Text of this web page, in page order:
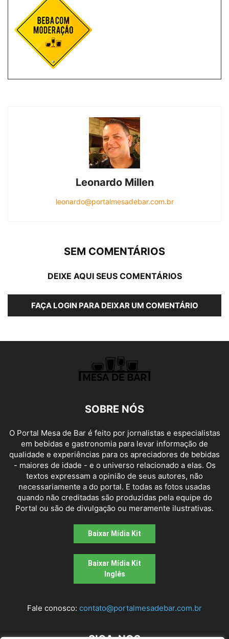
Leonardo Millen
leonardo@portalmesadebar.com.br
SEM COMENTÁRIOS
DEIXE AQUI SEUS COMENTÁRIOS
FAÇA LOGIN PARA DEIXAR UM COMENTÁRIO
SOBRE NÓS
O Portal Mesa de Bar é feito por jornalistas e especialistas
em bebidas e gastronomia para levar informação de
qualidade e experiências para os apreciadores de bebidas
- maiores de idade - e o universo relacionado a elas. Os
textos expressam a opinião de seus autores, não
necessariamente a do portal. E todas as fotos usadas
quando não creditadas são produzidas pela equipe do
Portal ou são de divulgação ou meramente ilustrativas.
Baixar Mídia Kit
Baixar Mídia Kit
Inglês
Fale conosco: contato@portalmesadebar.com.br